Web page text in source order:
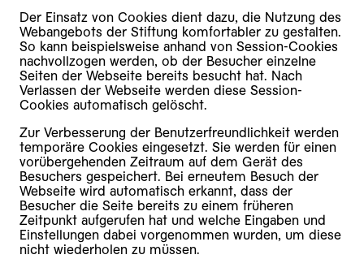
Der Einsatz von Cookies dient dazu, die Nutzung des
Webangebots der Stiftung komfortabler zu gestalten.
So kann beispielsweise anhand von Session-Cookies
nachvollzogen werden, ob der Besucher einzelne
Seiten der Webseite bereits besucht hat. Nach
Verlassen der Webseite werden diese Session-
Cookies automatisch gelöscht.
Zur Verbesserung der Benutzerfreundlichkeit werden
temporäre Cookies eingesetzt. Sie werden für einen
vorübergehenden Zeitraum auf dem Gerät des
Besuchers gespeichert. Bei erneutem Besuch der
Webseite wird automatisch erkannt, dass der
Besucher die Seite bereits zu einem früheren
Zeitpunkt aufgerufen hat und welche Eingaben und
Einstellungen dabei vorgenommen wurden, um diese
nicht wiederholen zu müssen.